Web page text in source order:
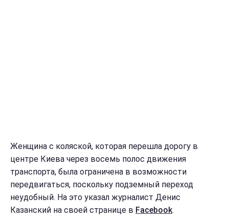
Женщина с коляской, которая перешла дорогу в
центре Киева через восемь полос движения
транспорта, была ограничена в возможности
передвигаться, поскольку подземный переход
неудобный. На это указал журналист Денис
Казанский на своей странице в Facebook.